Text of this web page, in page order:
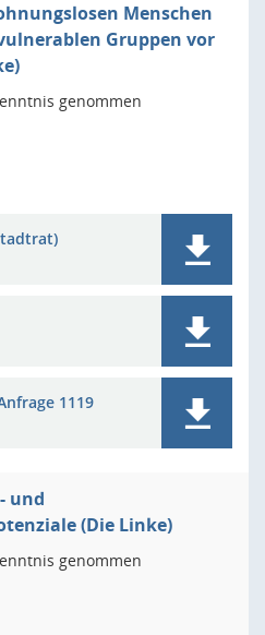
Menschen
Gruppen vor
genommen
1119
und
(Die Linke)
genommen